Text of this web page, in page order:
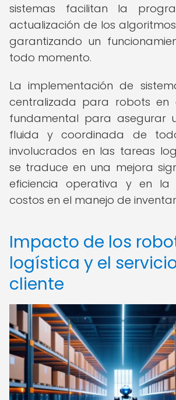
sistemas facilitan la
actualización de los
garantizando un
todo momento.
La implementación de
centralizada para robots en
fundamental para asegurar
fluida y coordinada de
involucrados en las tareas
se traduce en una mejora
eficiencia operativa y en la
costos en el manejo de
Impacto de los
logística y el
cliente